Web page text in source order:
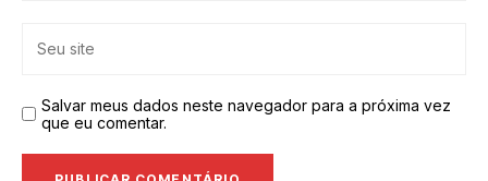
Salvar meus dados neste navegador para a próxima vez
que eu comentar.